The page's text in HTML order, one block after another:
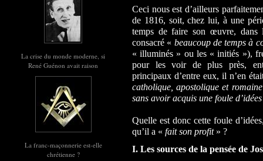
La crise du monde moderne, si
René Guénon avait raison
La franc-maçonnerie est-elle
chrétienne ?
Ceci nous est d’ailleurs
de 1816, soit, chez lui, à une
temps de faire son œuvre, dans
consacré « beaucoup de temps à
« illuminés » ou les « initiés »),
pour les voir de plus près,
principaux d’entre eux, il n’en
catholique, apostolique et
sans avoir acquis une foule
Quelle est donc cette foule
qu’il a « fait son profit» ?
I. Les sources de la pensée de